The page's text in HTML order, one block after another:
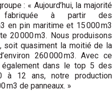
: « Aujourd’hui, la majorité
à partir des
en pin maritime et 15 000 m3
20 000 m3. Nous produisons
soit quasiment la moitié de la
260 000 m3. Avec ce
dans le top 5 des
à 12 ans, notre production
m3 de panneaux. »